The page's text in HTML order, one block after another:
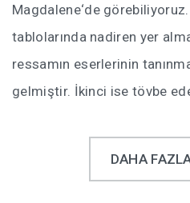
Magdalene‘de
tablolarında nadiren yer
ressamın eserlerinin
gelmiştir. İkinci ise tövbe
DAHA